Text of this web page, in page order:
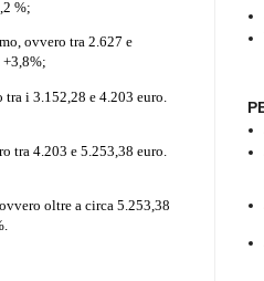
%;
ovvero tra 2.627 e
+3,8%;
tra i 3.152,28‬ e 4.203 euro
tra 4.203 e 5.253,38 euro
oltre a circa 5.253,38